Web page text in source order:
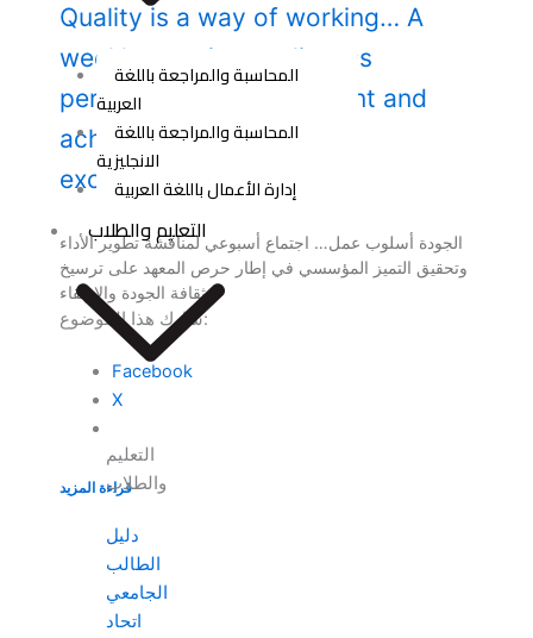
المحاسبة والمراجعة باللغة
العربية
المحاسبة والمراجعة باللغة
الانجليزية
إدارة الأعمال باللغة العربية
التعليم والطلاب
التعليم
والطلاب
دليل
الطالب
الجامعي
اتحاد
Quality is a way of working… A
weekly meeting to discuss
performance improvement and
achieving organizational
excellence
الجودة أسلوب عمل… اجتماع أسبوعي لمناقشة تطوير الأداء
وتحقيق التميز المؤسسي في إطار حرص المعهد على ترسيخ
ثقافة الجودة والارتقاء
شارك هذا الموضوع:
Facebook
X
قراءة المزيد